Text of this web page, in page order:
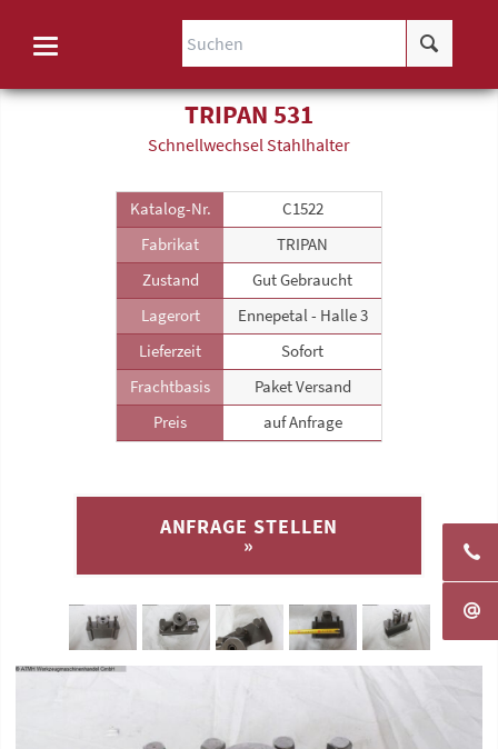
TRIPAN 531
Schnellwechsel Stahlhalter
Katalog-Nr.
C1522
Fabrikat
TRIPAN
Zustand
Gut Gebraucht
Lagerort
Ennepetal - Halle 3
Lieferzeit
Sofort
Frachtbasis
Paket Versand
Preis
auf Anfrage
ANFRAGE STELLEN
»